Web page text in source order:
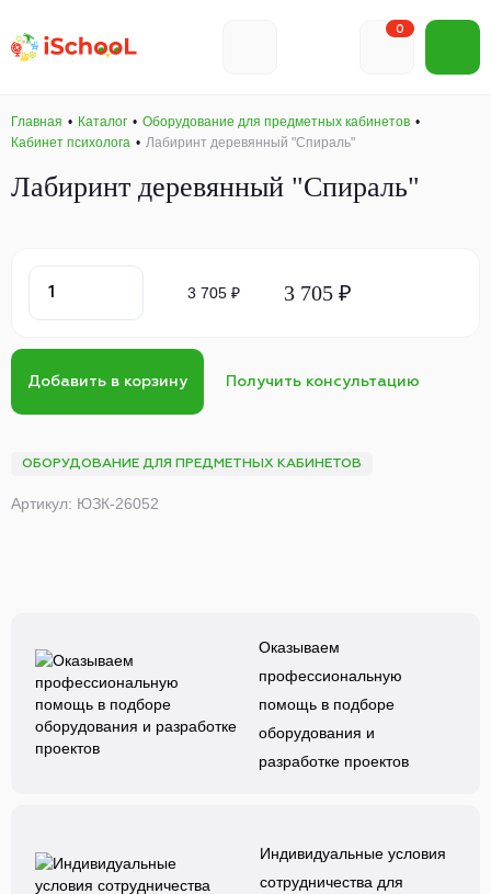
0
Главная Каталог
Оборудование для предметных кабинетов
Кабинет психолога
Лабиринт деревянный "Спираль"
Лабиринт деревянный "Спираль"
ОБОРУДОВАНИЕ ДЛЯ ПРЕДМЕТНЫХ КАБИНЕТОВ
Артикул: ЮЗК-26052
3 705 ₽ 3 705 ₽
Добавить в корзину Получить консультацию
Оказываем
профессиональную
помощь в подборе
оборудования и
разработке проектов
Индивидуальные условия
сотрудничества для